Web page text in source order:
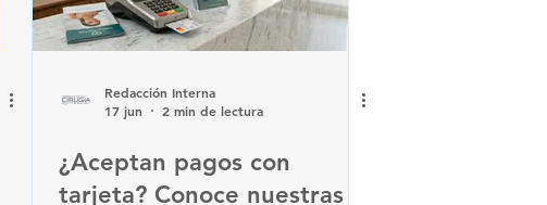
Redacción Interna
17 jun
2 min de lectura
¿Aceptan pagos con
tarjeta? Conoce nuestras